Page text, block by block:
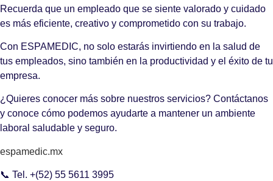
Recuerda que un empleado que se siente valorado y cuidado
es más eficiente, creativo y comprometido con su trabajo.
Con ESPAMEDIC, no solo estarás invirtiendo en la salud de
tus empleados, sino también en la productividad y el éxito de tu
empresa.
¿Quieres conocer más sobre nuestros servicios? Contáctanos
y conoce cómo podemos ayudarte a mantener un ambiente
laboral saludable y seguro.
espamedic.mx
📞 Tel. +(52) 55 5611 3995